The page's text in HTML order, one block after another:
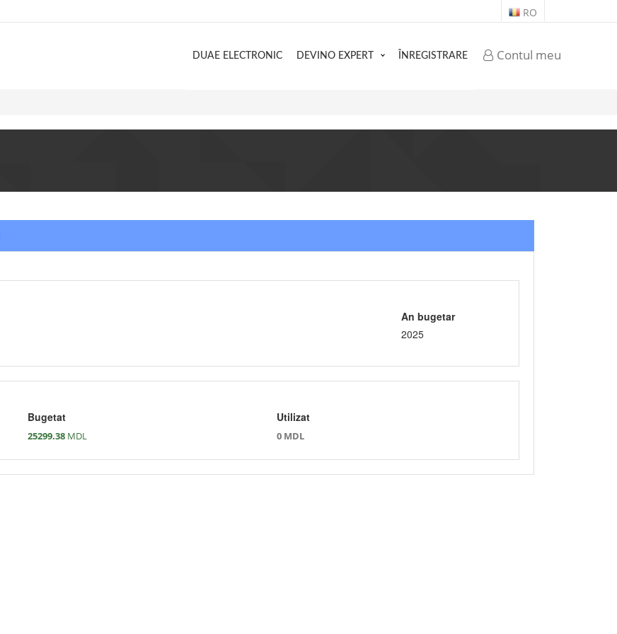
RO
Contul meu
DUAE ELECTRONIC DEVINO EXPERT ÎNREGISTRARE
An bugetar
2025
Bugetat Utilizat
25299.38 MDL 0 MDL